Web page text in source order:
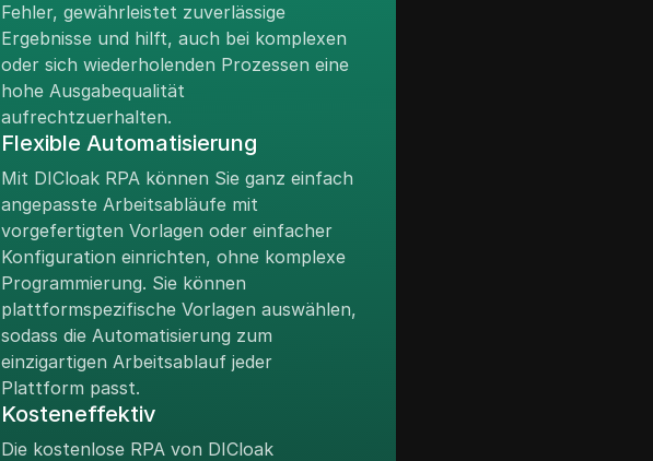
Fehler, gewährleistet zuverlässige
Ergebnisse und hilft, auch bei komplexen
oder sich wiederholenden Prozessen eine
hohe Ausgabequalität
aufrechtzuerhalten.
Flexible Automatisierung
Mit DICloak RPA können Sie ganz einfach
angepasste Arbeitsabläufe mit
vorgefertigten Vorlagen oder einfacher
Konfiguration einrichten, ohne komplexe
Programmierung. Sie können
plattformspezifische Vorlagen auswählen,
sodass die Automatisierung zum
einzigartigen Arbeitsablauf jeder
Plattform passt.
Kosteneffektiv
Die kostenlose RPA von DICloak